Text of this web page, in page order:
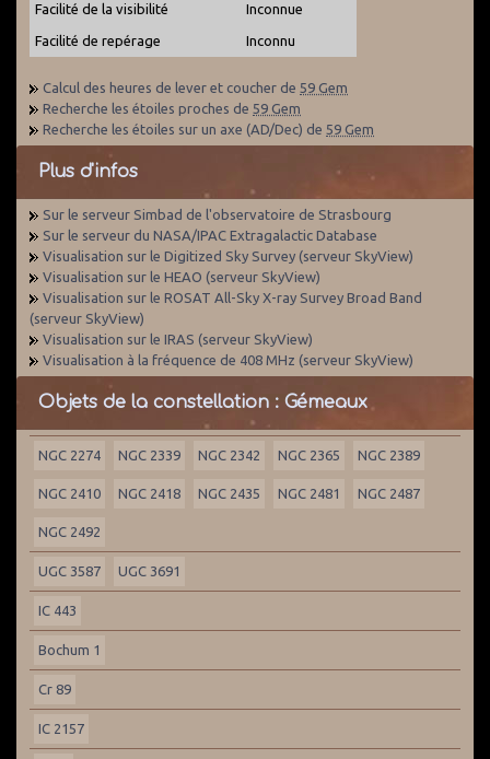
Facilité de la visibilité Inconnue
Facilité de repérage Inconnu
Calcul des heures de lever et coucher de 59 Gem
Recherche les étoiles proches de 59 Gem
Recherche les étoiles sur un axe (AD/Dec) de 59 Gem
Plus d'infos
Sur le serveur Simbad de l'observatoire de Strasbourg
Sur le serveur du NASA/IPAC Extragalactic Database
Visualisation sur le Digitized Sky Survey (serveur SkyView)
Visualisation sur le HEAO (serveur SkyView)
Visualisation sur le ROSAT All-Sky X-ray Survey Broad Band
(serveur SkyView)
Visualisation sur le IRAS (serveur SkyView)
Visualisation à la fréquence de 408 MHz (serveur SkyView)
Objets de la constellation : Gémeaux
NGC 2274 NGC 2339 NGC 2342 NGC 2365 NGC 2389
NGC 2410 NGC 2418 NGC 2435 NGC 2481 NGC 2487
NGC 2492
UGC 3587 UGC 3691
IC 443
Bochum 1
Cr 89
IC 2157